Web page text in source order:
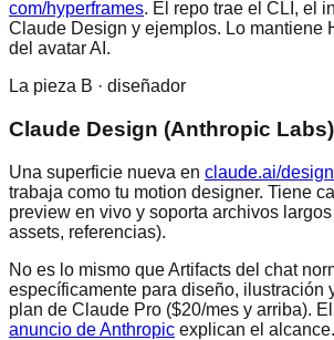
com/hyperframes. El repo trae el CLI, el
Claude Design y ejemplos. Lo mantiene
del avatar AI.
La pieza B · diseñador
Claude Design (Anthropic Labs)
Una superficie nueva en claude.ai/design
trabaja como tu motion designer. Tiene
preview en vivo y soporta archivos
assets, referencias).
No es lo mismo que Artifacts del chat
específicamente para diseño, ilustración
plan de Claude Pro ($20/mes y arriba). El
anuncio de Anthropic explican el alcance.